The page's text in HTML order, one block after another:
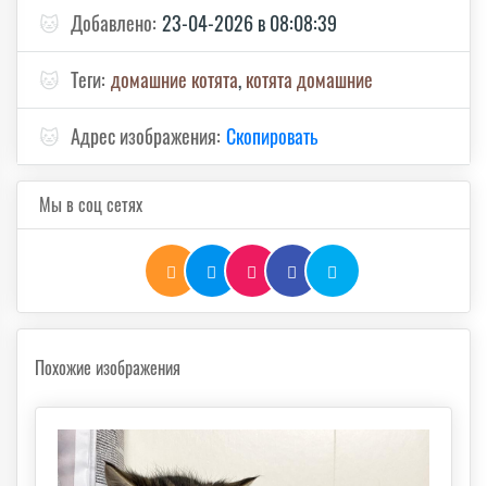
🐱 Добавлено: 23-04-2026 в 08:08:39
🐱 Теги: домашние котята,котята домашние
🐱 Адрес изображения: Скопировать
Мы в соц сетях
Похожие изображения